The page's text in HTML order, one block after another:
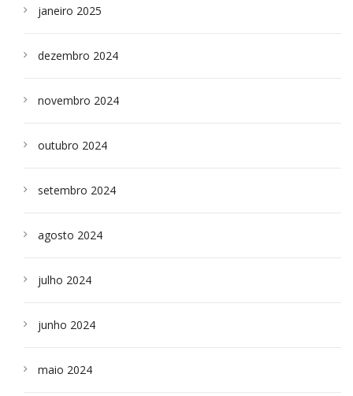
janeiro 2025
dezembro 2024
novembro 2024
outubro 2024
setembro 2024
agosto 2024
julho 2024
junho 2024
maio 2024